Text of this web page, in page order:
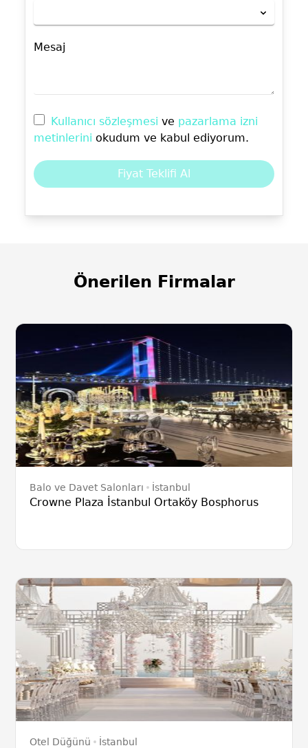
Mesaj
Kullanıcı sözleşmesi ve pazarlama izni
metinlerini okudum ve kabul ediyorum.
Fiyat Teklifi Al
Önerilen Firmalar
Balo ve Davet Salonları İstanbul
Crowne Plaza İstanbul Ortaköy Bosphorus
Otel Düğünü İstanbul